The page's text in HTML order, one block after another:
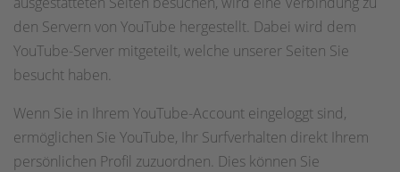
den Servern von YouTube hergestellt. Dabei wird dem
YouTube-Server mitgeteilt, welche unserer Seiten Sie
besucht haben.
Wenn Sie in Ihrem YouTube-Account eingeloggt sind,
ermöglichen Sie YouTube, Ihr Surfverhalten direkt Ihrem
persönlichen Profil zuzuordnen. Dies können Sie